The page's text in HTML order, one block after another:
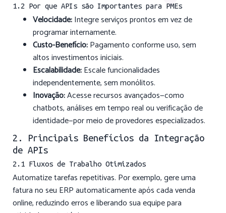
1.2 Por que APIs são Importantes para PMEs
Velocidade:Integre serviços prontos em vez de
programar internamente.
Custo-Benefício:Pagamento conforme uso, sem
altos investimentos iniciais.
Escalabilidade:Escale funcionalidades
independentemente, sem monólitos.
Inovação:Acesse recursos avançados—como
chatbots, análises em tempo real ou verificação de
identidade—por meio de provedores especializados.
2. Principais Benefícios da Integração
de APIs
2.1 Fluxos de Trabalho Otimizados
Automatize tarefas repetitivas. Por exemplo, gere uma
fatura no seu ERP automaticamente após cada venda
online, reduzindo erros e liberando sua equipe para